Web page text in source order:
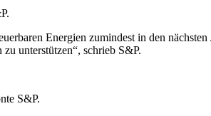
Energien zumindest in den
unterstützen“, schrieb S&P.
S&P.